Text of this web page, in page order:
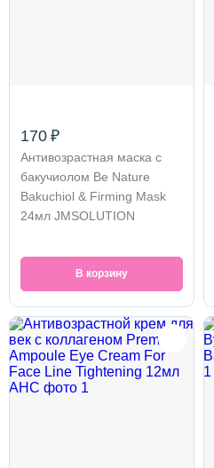
170 ₽
Антивозрастная маска с
бакучиолом Be Nature
Bakuchiol & Firming Mask
24мл JMSOLUTION
В корзину